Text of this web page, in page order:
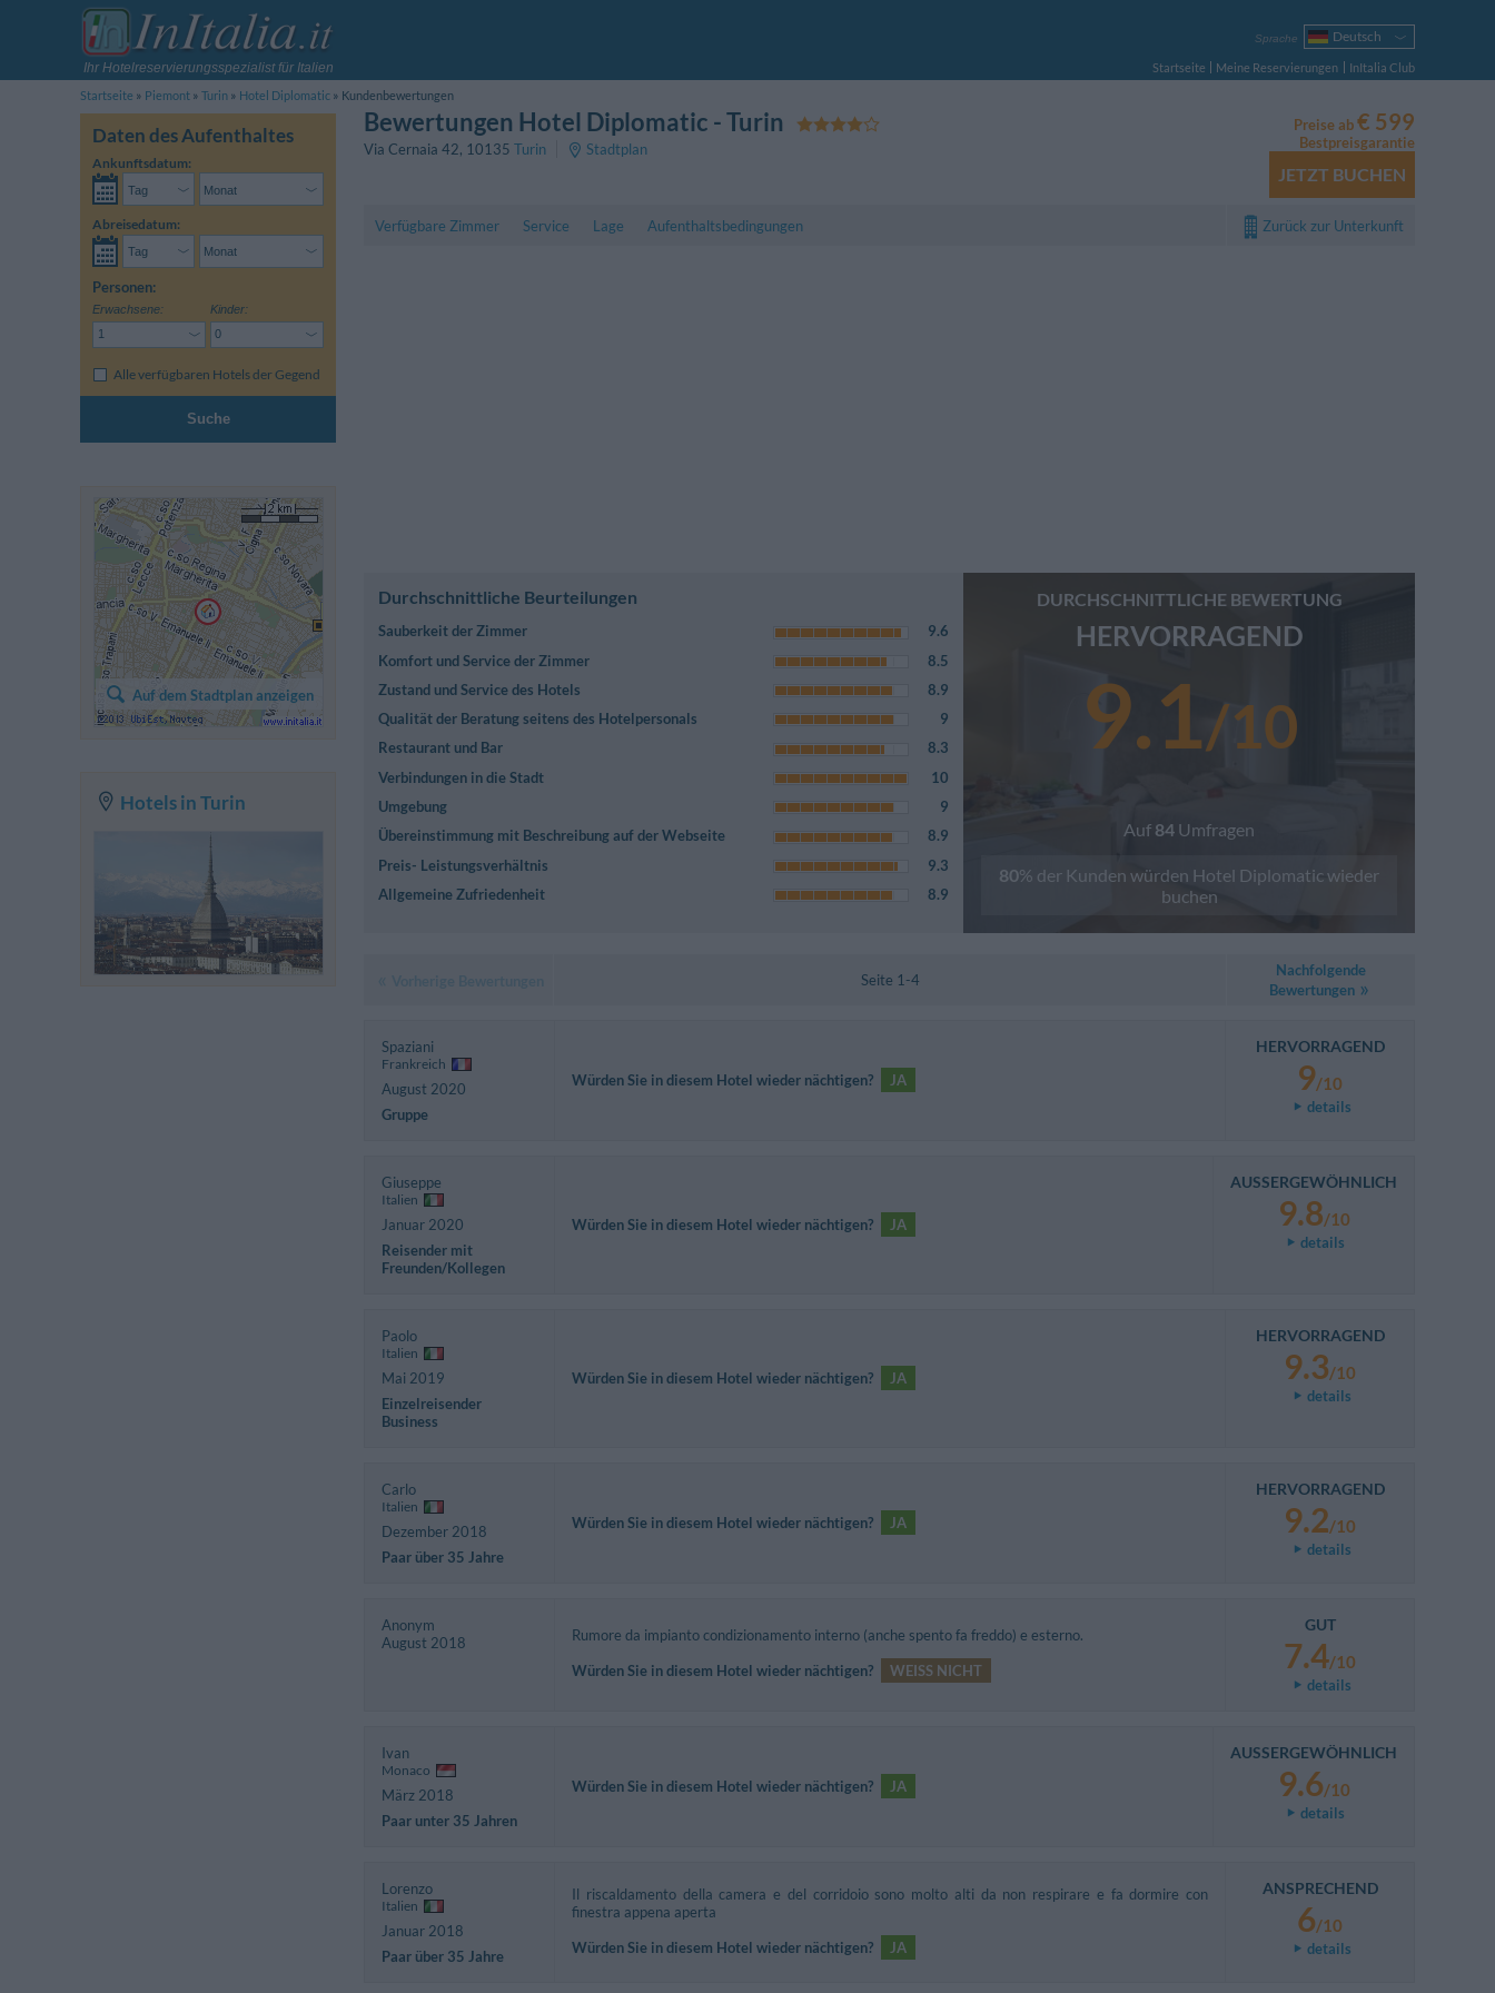
Ihr Hotelreservierungsspezialist für Italien
Sprache
Deutsch
Italiano
English
Español
Русский
Português
Polski
Startseite Meine Reservierungen
InItalia Club
Startseite
Piemont Turin Hotel Diplomatic Kundenbewertungen
Daten des Aufenthaltes
Ankunftsdatum:
Abreisedatum:
Personen:
Erwachsene: Kinder:
Alle verfügbaren Hotels der Gegend
Suche
Bewertungen Hotel Diplomatic - Turin
Via Cernaia 42, 10135 Turin Stadtplan
Preise ab€ 599
Bestpreisgarantie
JETZT BUCHEN
Verfügbare Zimmer Service Lage Aufenthaltsbedingungen Zurück zur Unterkunft
Durchschnittliche Beurteilungen
Sauberkeit der Zimmer
9.6
Komfort und Service der Zimmer
8.5
Zustand und Service des Hotels
8.9
Qualität der Beratung seitens des Hotelpersonals
9
Restaurant und Bar
8.3
Verbindungen in die Stadt
10
Umgebung
9
Übereinstimmung mit Beschreibung auf der Webseite
8.9
Preis- Leistungsverhältnis
9.3
Allgemeine Zufriedenheit
8.9
DURCHSCHNITTLICHE BEWERTUNG
HERVORRAGEND
9.1/10
Auf 84 Umfragen
80% der Kunden würden Hotel Diplomaticwieder
buchen
Seite 1-4
Nachfolgende
Bewertungen
Spaziani
Frankreich
August 2020
Gruppe
Würden Sie in diesem Hotel wieder nächtigen? JA
HERVORRAGEND
9/10
details
Giuseppe
Italien
Januar 2020
Reisender mit
Freunden/Kollegen
Würden Sie in diesem Hotel wieder nächtigen? JA
AUSSERGEWÖHNLICH
9.8/10
details
Paolo
Italien
Mai 2019
Einzelreisender
Business
Würden Sie in diesem Hotel wieder nächtigen? JA
HERVORRAGEND
9.3/10
details
Carlo
Italien
Dezember 2018
Paar über 35 Jahre
Würden Sie in diesem Hotel wieder nächtigen? JA
HERVORRAGEND
9.2/10
details
Anonym
August 2018
Rumore da impianto condizionamento interno (anche spento fa freddo) e esterno.
Würden Sie in diesem Hotel wieder nächtigen?
WEISS NICHT
GUT
7.4/10
details
Ivan
Monaco
März 2018
Paar unter 35 Jahren
Würden Sie in diesem Hotel wieder nächtigen? JA
AUSSERGEWÖHNLICH
9.6/10
details
Lorenzo
Italien
Januar 2018
Paar über 35 Jahre
Il riscaldamento della camera e del corridoio sono molto alti da non respirare e fa dormire con
finestra appena aperta
Würden Sie in diesem Hotel wieder nächtigen?
JA
ANSPRECHEND
6/10
details
Auf dem Stadtplan anzeigen
Hotels in Turin